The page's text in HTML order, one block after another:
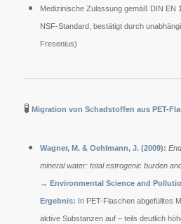
Medizinische Zulassung gemäß DIN EN
NSF-Standard, bestätigt durch
Fresenius)
🧪 Migration von Schadstoffen aus PET-
Wagner, M. & Oehlmann, J. (2009):
mineral water: total estrogenic burden
→ Environmental Science and
Ergebnis: In PET-Flaschen abgefülltes
aktive Substanzen auf – teils deutlich